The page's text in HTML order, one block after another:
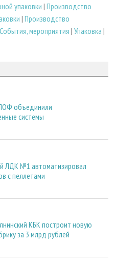
упаковки | Производство
| Производство
События, мероприятия | Упаковка |
объединили
системы
ЛДК №1 автоматизировал
с пеллетами
КБК построит новую
за 3 млрд рублей